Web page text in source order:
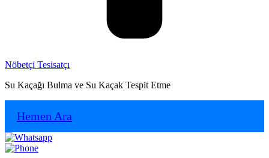
Nöbetçi Tesisatçı
Su Kaçağı Bulma ve Su Kaçak Tespit Etme
Hemen Ara